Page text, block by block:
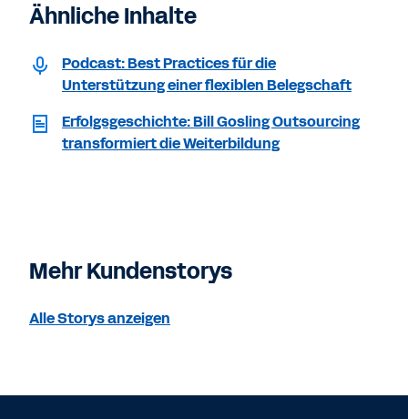
Ähnliche Inhalte
Podcast: Best Practices für die
Unterstützung einer flexiblen Belegschaft
Erfolgsgeschichte: Bill Gosling Outsourcing
transformiert die Weiterbildung
Mehr Kundenstorys
Alle Storys anzeigen